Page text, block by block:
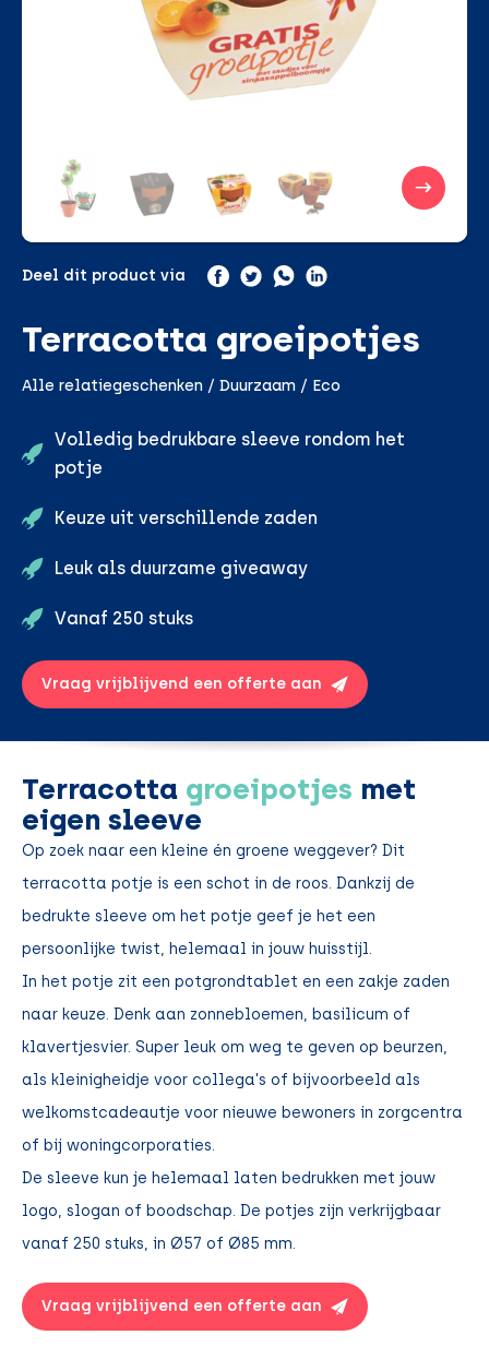
Deel dit product via
Terracotta groeipotjes
Alle relatiegeschenken / Duurzaam / Eco
Volledig bedrukbare sleeve rondom het
potje
Keuze uit verschillende zaden
Leuk als duurzame giveaway
Vanaf 250 stuks
Vraag vrijblijvend een offerte aan
Terracotta groeipotjes met
eigen sleeve
Op zoek naar een kleine én groene weggever? Dit
terracotta potje is een schot in de roos. Dankzij de
bedrukte sleeve om het potje geef je het een
persoonlijke twist, helemaal in jouw huisstijl.
In het potje zit een potgrondtablet en een zakje zaden
naar keuze. Denk aan zonnebloemen, basilicum of
klavertjesvier. Super leuk om weg te geven op beurzen,
als kleinigheidje voor collega's of bijvoorbeeld als
welkomstcadeautje voor nieuwe bewoners in zorgcentra
of bij woningcorporaties.
De sleeve kun je helemaal laten bedrukken met jouw
logo, slogan of boodschap. De potjes zijn verkrijgbaar
vanaf 250 stuks, in Ø57 of Ø85 mm.
Vraag vrijblijvend een offerte aan